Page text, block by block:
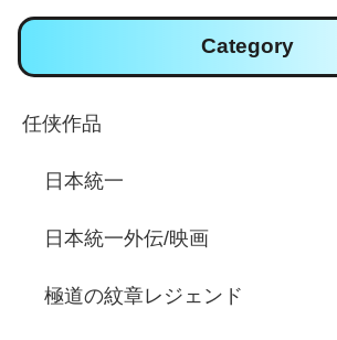
Category
任侠作品
日本統一
日本統一外伝/映画
極道の紋章レジェンド